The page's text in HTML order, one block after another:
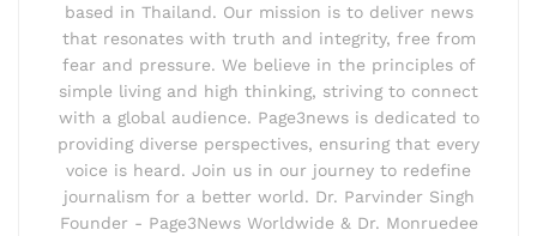
based in Thailand. Our mission is to deliver news
that resonates with truth and integrity, free from
fear and pressure. We believe in the principles of
simple living and high thinking, striving to connect
with a global audience. Page3news is dedicated to
providing diverse perspectives, ensuring that every
voice is heard. Join us in our journey to redefine
journalism for a better world. Dr. Parvinder Singh
Founder - Page3News Worldwide & Dr. Monruedee